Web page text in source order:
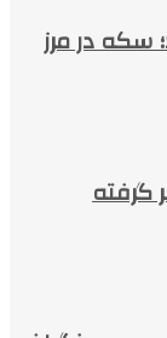
سکه در مرز
گرفته